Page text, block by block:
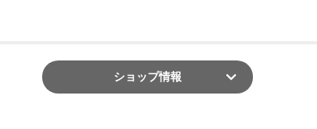
ショップ情報